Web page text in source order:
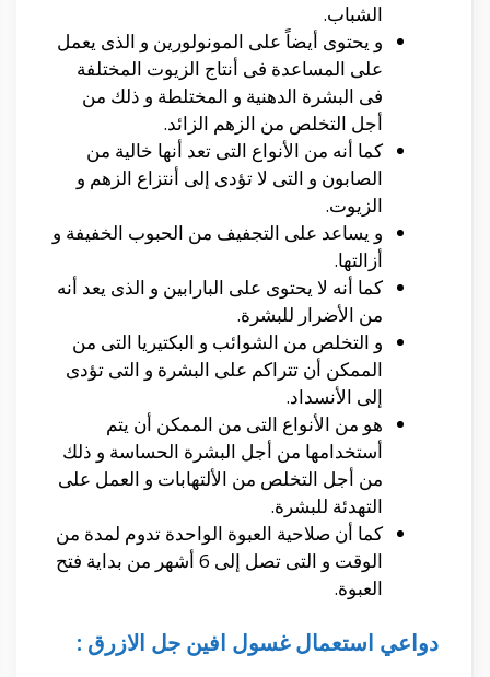
الشباب.
و يحتوى أيضاً على المونولورين و الذى يعمل
على المساعدة فى أنتاج الزيوت المختلفة
فى البشرة الدهنية و المختلطة و ذلك من
أجل التخلص من الزهم الزائد.
كما أنه من الأنواع التى تعد أنها خالية من
الصابون و التى لا تؤدى إلى أنتزاع الزهم و
الزيوت.
و يساعد على التجفيف من الحبوب الخفيفة و
أزالتها.
كما أنه لا يحتوى على البارابين و الذى يعد أنه
من الأضرار للبشرة.
و التخلص من الشوائب و البكتيريا التى من
الممكن أن تتراكم على البشرة و التى تؤدى
إلى الأنسداد.
هو من الأنواع التى من الممكن أن يتم
أستخدامها من أجل البشرة الحساسة و ذلك
من أجل التخلص من الألتهابات و العمل على
التهدئة للبشرة.
كما أن صلاحية العبوة الواحدة تدوم لمدة من
الوقت و التى تصل إلى 6 أشهر من بداية فتح
العبوة.
دواعي استعمال غسول افين جل الازرق :